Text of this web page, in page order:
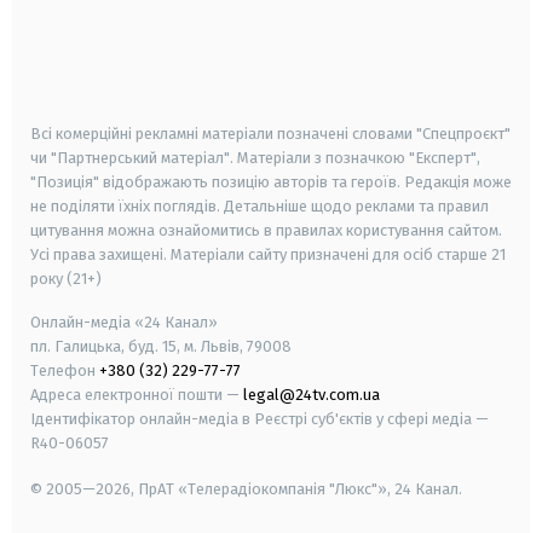
Всі комерційні рекламні матеріали позначені словами "Спецпроєкт"
чи "Партнерський матеріал". Матеріали з позначкою "Експерт",
"Позиція" відображають позицію авторів та героїв. Редакція може
не поділяти їхніх поглядів. Детальніше щодо реклами та правил
цитування можна ознайомитись в правилах користування сайтом.
Усі права захищені. Матеріали сайту призначені для осіб старше 21
року (21+)
Онлайн-медіа «24 Канал»
пл. Галицька, буд. 15, м. Львів, 79008
Телефон +380 (32) 229-77-77
Адреса електронної пошти — legal@24tv.com.ua
Ідентифікатор онлайн-медіа в Реєстрі суб'єктів у сфері медіа —
R40-06057
© 2005—2026, ПрАТ «Телерадіокомпанія "Люкс"», 24 Канал.